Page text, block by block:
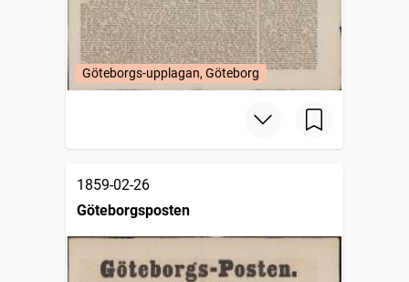
Göteborgs-upplagan, Göteborg
1859-02-26
Göteborgsposten